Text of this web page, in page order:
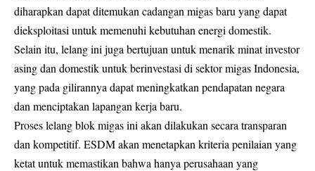
diharapkan dapat ditemukan cadangan migas baru yang dapat
dieksploitasi untuk memenuhi kebutuhan energi domestik.
Selain itu, lelang ini juga bertujuan untuk menarik minat investor
asing dan domestik untuk berinvestasi di sektor migas Indonesia,
yang pada gilirannya dapat meningkatkan pendapatan negara
dan menciptakan lapangan kerja baru.
Proses lelang blok migas ini akan dilakukan secara transparan
dan kompetitif. ESDM akan menetapkan kriteria penilaian yang
ketat untuk memastikan bahwa hanya perusahaan yang